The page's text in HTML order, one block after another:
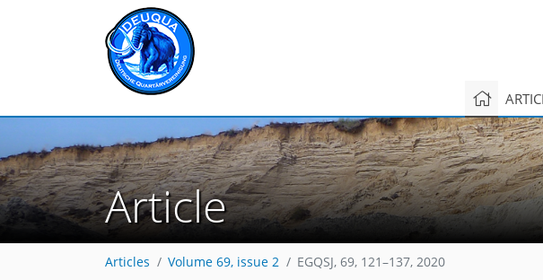
Article
Articles Volume 69, issue 2 EGQSJ, 69, 121–137, 2020